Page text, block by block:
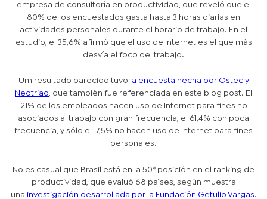
empresa de consultoría en productividad, que reveló que el
80% de los encuestados gasta hasta 3 horas diarias en
actividades personales durante el horario de trabajo. En el
estudio, el 35,6% afirmó que el uso de Internet es el que más
desvía el foco del trabajo.
Um resultado parecido tuvo
la encuesta hecha por Ostec y
Neotriad
, que también fue referenciada en este blog post. El
21% de los empleados hacen uso de Internet para fines no
asociados al trabajo con gran frecuencia, el 61,4% con poca
frecuencia, y sólo el 17,5% no hacen uso de Internet para fines
personales.
No es casual que Brasil está en la 50ª posición en el ranking de
productividad, que evaluó 68 países, según muestra
una investigación desarrollada por la Fundación Getulio Vargas.